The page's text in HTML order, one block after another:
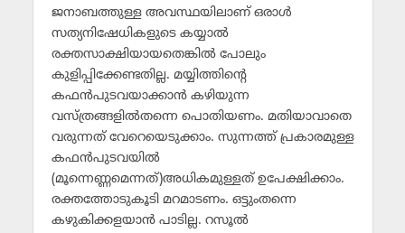
ജനാബത്തുള്ള അവസ്ഥയിലാണ് ഒരാള്‍
സത്യനിഷേധികളുടെ കയ്യാല്‍
രക്തസാക്ഷിയായതെങ്കില്‍ പോലും
കുളിപ്പിക്കേണ്ടതില്ല. മയ്യിത്തിന്റെ
കഫന്‍പുടവയാക്കാന്‍ കഴിയുന്ന
വസ്ത്രങ്ങളില്‍തന്നെ പൊതിയണം. മതിയാവാതെ
വരുന്നത് വേറെയെടുക്കാം. സുന്നത്ത് പ്രകാരമുള്ള
കഫന്‍പുടവയില്‍
(മൂന്നെണ്ണമെന്നത്)അധികമുള്ളത് ഉപേക്ഷിക്കാം.
രക്തത്തോടുകൂടി മറമാടണം. ഒട്ടുംതന്നെ
കഴുകിക്കളയാന്‍ പാടില്ല. റസൂല്‍